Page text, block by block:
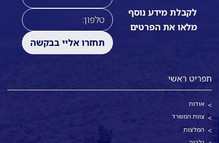
לקבלת מידע נוסף
מלאו את הפרטים
תפריט ראשי
אודות
צוות המשרד
המלצות